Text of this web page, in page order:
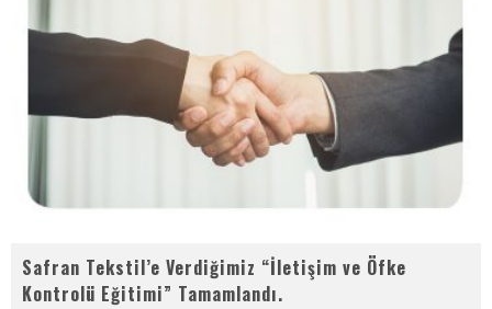
Safran Tekstil’e Verdiğimiz “İletişim ve Öfke
Kontrolü Eğitimi” Tamamlandı.